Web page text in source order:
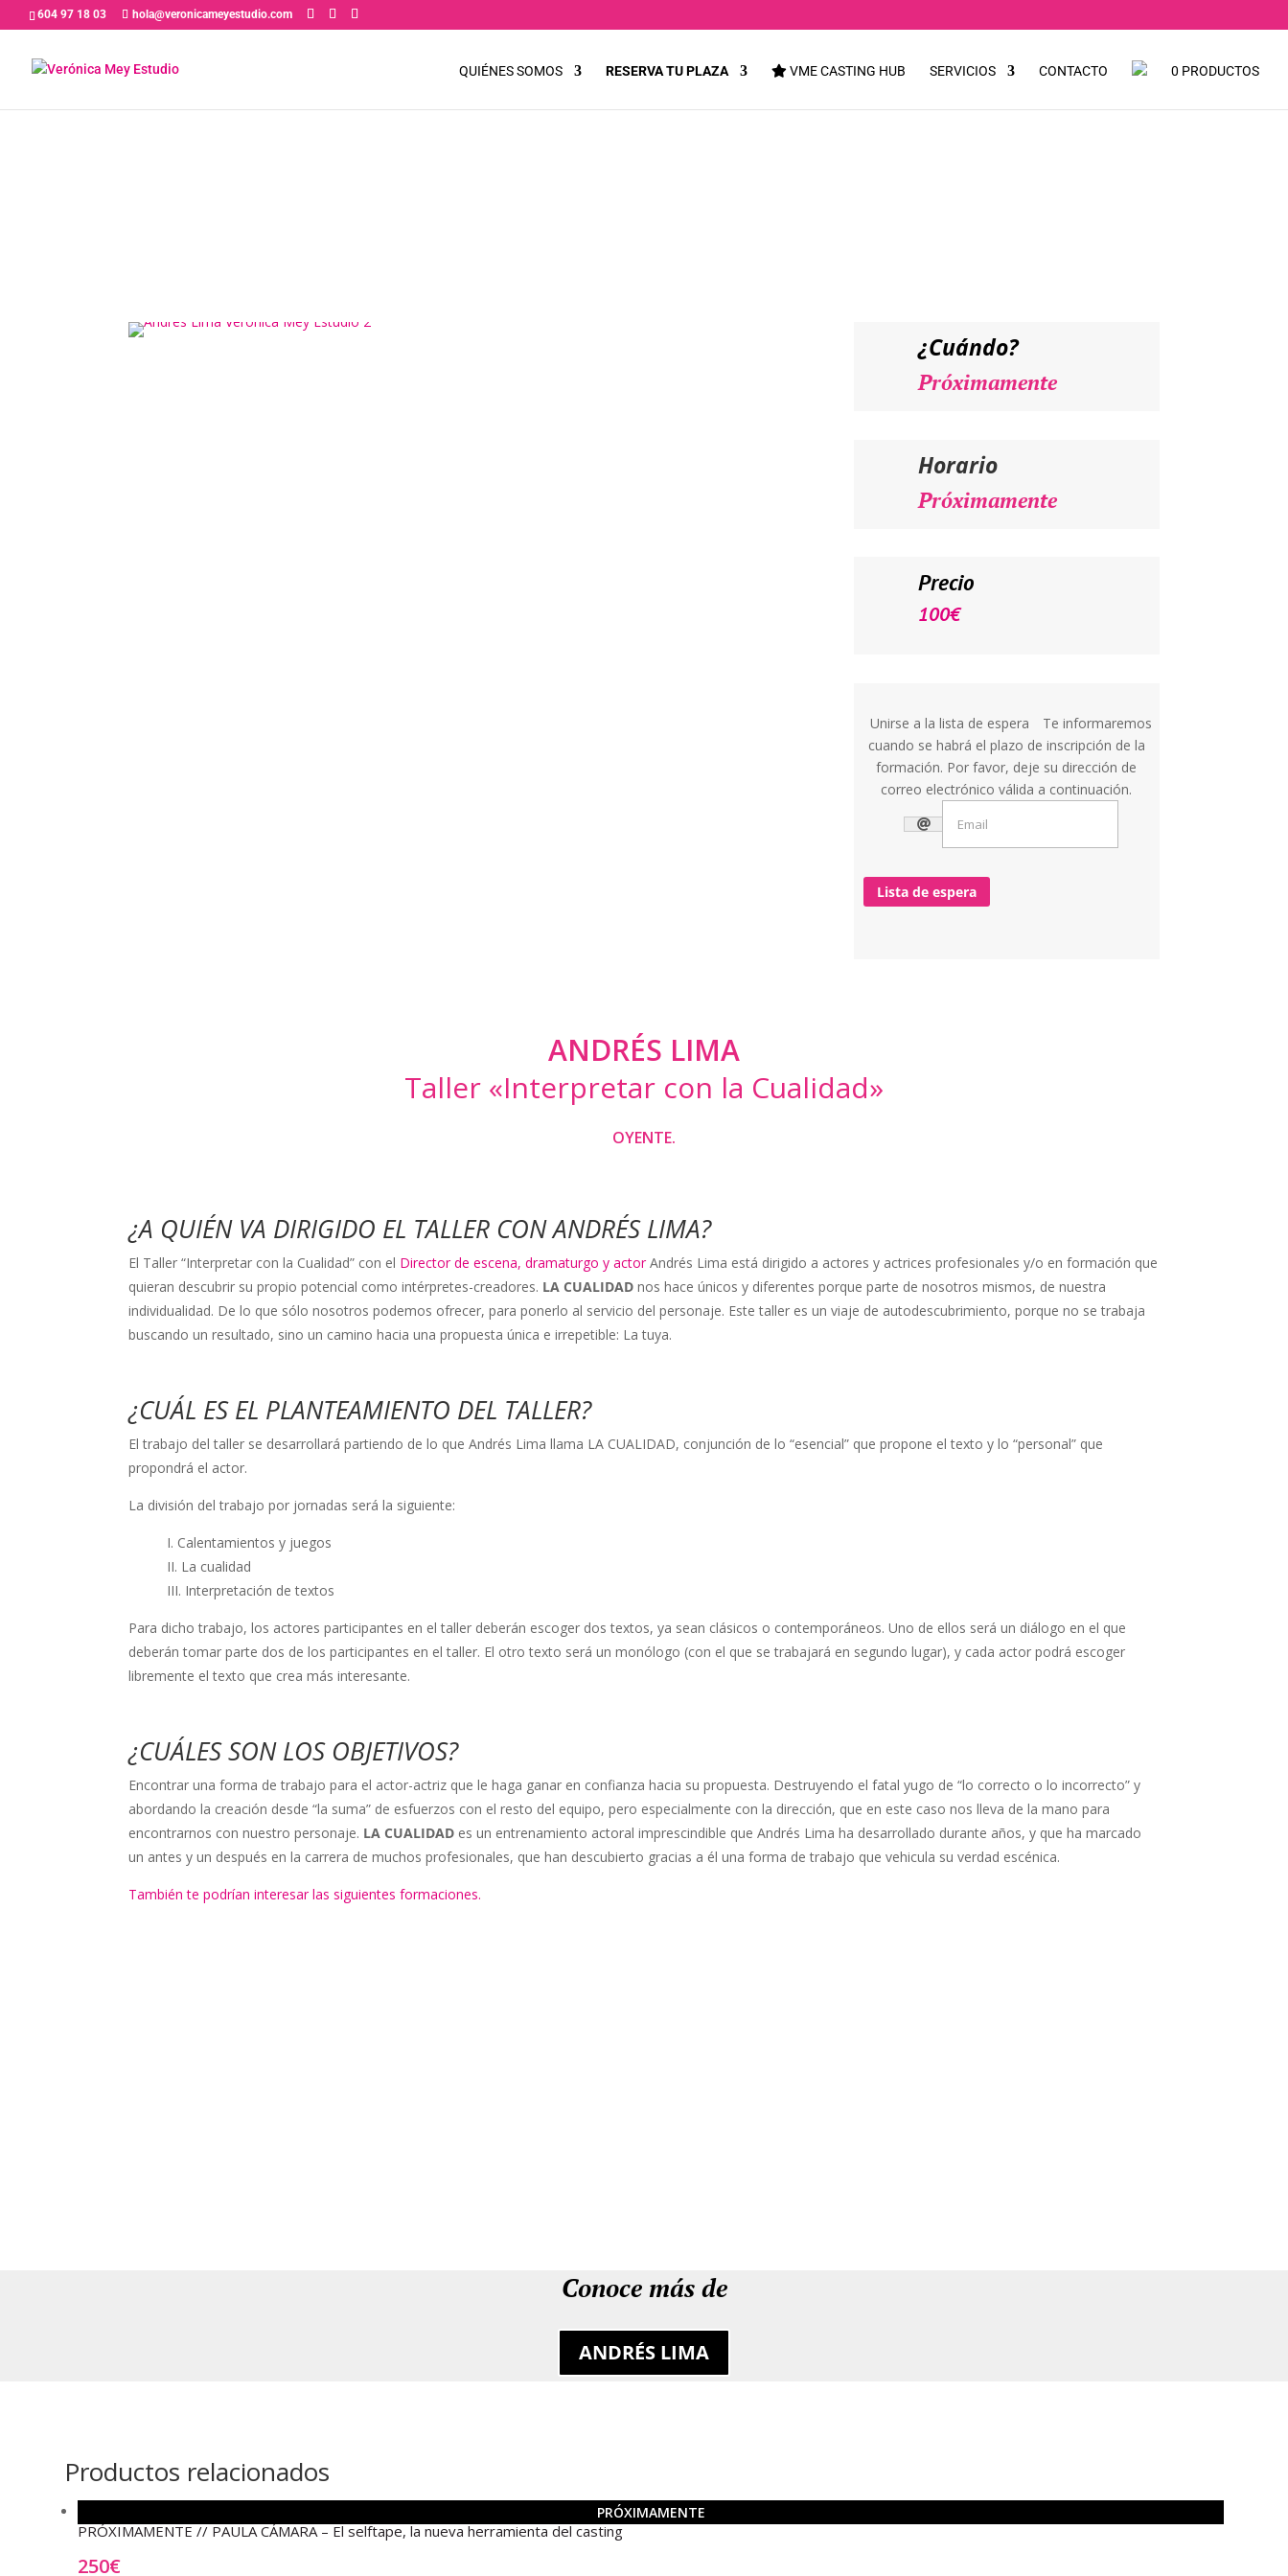
604 97 18 03 hola@veronicameyestudio.com
QUIÉNES SOMOS RESERVA TU PLAZA VME CASTING HUB SERVICIOS CONTACTO 0 PRODUCTOS
¿Cuándo?
Próximamente
Horario
Próximamente
Precio
100€
Unirse a la lista de espera
Te informaremos
cuando se habrá el plazo de inscripción de la
formación. Por favor, deje su dirección de
correo electrónico válida a continuación.
Lista de espera
ANDRÉS LIMA
Taller «Interpretar con la Cualidad»
OYENTE.
¿A QUIÉN VA DIRIGIDO EL TALLER CON ANDRÉS LIMA?
El Taller “Interpretar con la Cualidad” con el Director de escena, dramaturgo y actorAndrés Lima está dirigido a actores y actrices profesionales y/o en formación que
quieran descubrir su propio potencial como intérpretes-creadores. LA CUALIDAD nos hace únicos y diferentes porque parte de nosotros mismos, de nuestra
individualidad. De lo que sólo nosotros podemos ofrecer, para ponerlo al servicio del personaje. Este taller es un viaje de autodescubrimiento, porque no se trabaja
buscando un resultado, sino un camino hacia una propuesta única e irrepetible: La tuya.
¿CUÁL ES EL PLANTEAMIENTO DEL TALLER?
El trabajo del taller se desarrollará partiendo de lo que Andrés Lima llama LA CUALIDAD, conjunción de lo “esencial” que propone el texto y lo “personal” que
propondrá el actor.
La división del trabajo por jornadas será la siguiente:
I. Calentamientos y juegos
II. La cualidad
III. Interpretación de textos
Para dicho trabajo, los actores participantes en el taller deberán escoger dos textos, ya sean clásicos o contemporáneos. Uno de ellos será un diálogo en el que
deberán tomar parte dos de los participantes en el taller. El otro texto será un monólogo (con el que se trabajará en segundo lugar), y cada actor podrá escoger
libremente el texto que crea más interesante.
¿CUÁLES SON LOS OBJETIVOS?
Encontrar una forma de trabajo para el actor-actriz que le haga ganar en confianza hacia su propuesta. Destruyendo el fatal yugo de “lo correcto o lo incorrecto” y
abordando la creación desde “la suma” de esfuerzos con el resto del equipo, pero especialmente con la dirección, que en este caso nos lleva de la mano para
encontrarnos con nuestro personaje. LA CUALIDAD es un entrenamiento actoral imprescindible que Andrés Lima ha desarrollado durante años, y que ha marcado
un antes y un después en la carrera de muchos profesionales, que han descubierto gracias a él una forma de trabajo que vehicula su verdad escénica.
También te podrían interesar las siguientes formaciones.
Conoce más de
ANDRÉS LIMA
Productos relacionados
PRÓXIMAMENTE
PRÓXIMAMENTE // PAULA CÁMARA – El selftape, la nueva herramienta del casting
250€